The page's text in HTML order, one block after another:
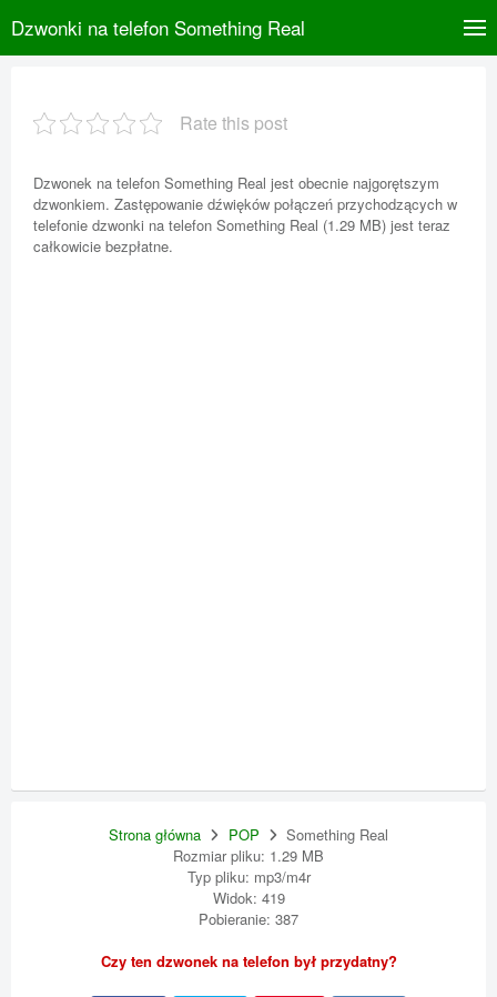
Dzwonki na telefon Something Real
Rate this post
Dzwonek na telefon Something Real jest obecnie najgorętszym
dzwonkiem. Zastępowanie dźwięków połączeń przychodzących w
telefonie dzwonki na telefon Something Real (1.29 MB) jest teraz
całkowicie bezpłatne.
Strona główna POP
Something Real
Rozmiar pliku: 1.29 MB
Typ pliku: mp3/m4r
Widok: 419
Pobieranie: 387
Czy ten dzwonek na telefon był przydatny?